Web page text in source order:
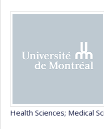
Health Sciences; Medical